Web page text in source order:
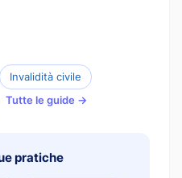
Invalidità civile
Tutte le guide →
pratiche